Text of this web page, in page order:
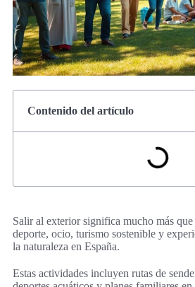
Contenido del artículo
Salir al exterior significa mucho más
deporte, ocio, turismo sostenible y
la naturaleza en España.
Estas actividades incluyen rutas de